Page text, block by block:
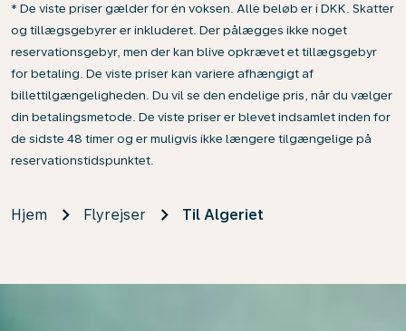
* De viste priser gælder for én voksen. Alle beløb er i DKK. Skatter
og tillægsgebyrer er inkluderet. Der pålægges ikke noget
reservationsgebyr, men der kan blive opkrævet et tillægsgebyr
for betaling. De viste priser kan variere afhængigt af
billettilgængeligheden. Du vil se den endelige pris, når du vælger
din betalingsmetode. De viste priser er blevet indsamlet inden for
de sidste 48 timer og er muligvis ikke længere tilgængelige på
reservationstidspunktet.
Hjem Flyrejser Til Algeriet